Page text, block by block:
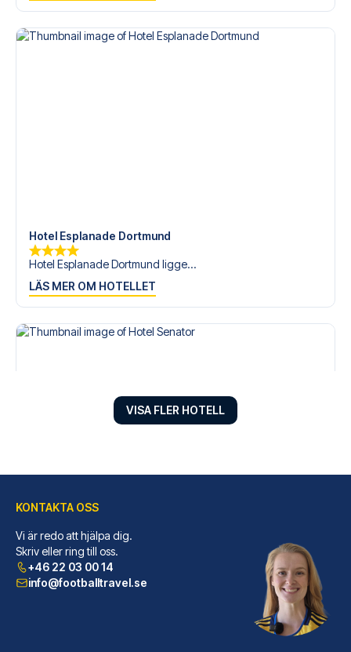
Hotel Esplanade Dortmund
Hotel Esplanade Dortmund ligge...
LÄS MER OM HOTELLET
Hotel Senator
Hotel Senator ligger centralt ...
LÄS MER OM HOTELLET
VISA FLER HOTELL
KONTAKTA OSS
Vi är redo att hjälpa dig.
Skriv eller ring till oss.
+46 22 03 00 14
info@footballtravel.se